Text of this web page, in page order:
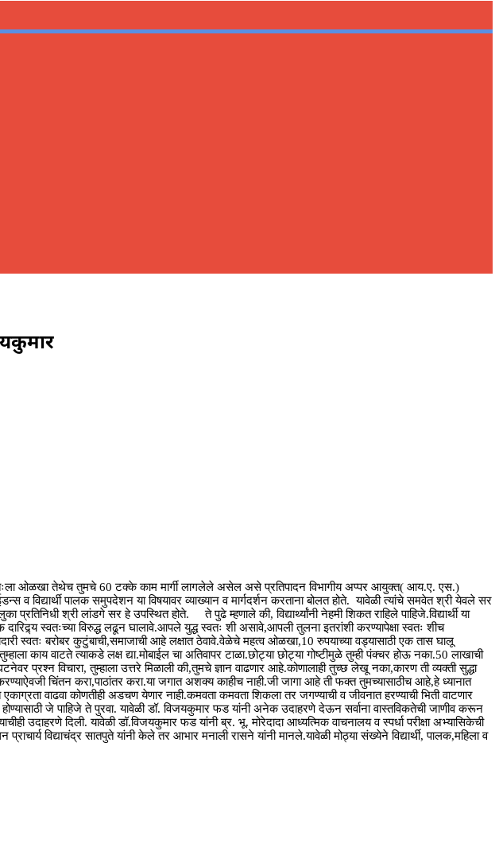
ओळखा तेथेच तुमचे 60 टक्के काम मार्गी लागलेले असेल असे प्रतिपादन विभागीय अप्पर आयुक्त( आय.ए. एस.)
पालक समुपदेशन या विषयावर व्याख्यान व मार्गदर्शन करताना बोलत होते. यावेळी त्यांचे समवेत श्री येवले सर
श्री लांडगे सर हे उपस्थित होते. ते पुढे म्हणाले की, विद्यार्थ्यांनी नेहमी शिकत राहिले पाहिजे.विद्यार्थी या
स्वतःच्या विरुद्ध लढून घालावे.आपले युद्ध स्वतः शी असावे,आपली तुलना इतरांशी करण्यापेक्षा स्वतः शीच
स्वतः बरोबर कुटुंबाची,समाजाची आहे लक्षात ठेवावे.वेळेचे महत्व ओळखा,10 रुपयाच्या वड्यासाठी एक तास घालू
काय वाटते त्याकडे लक्ष द्या.मोबाईल चा अतिवापर टाळा.छोट्या छोट्या गोष्टीमुळे तुम्ही पंक्चर होऊ नका.50 लाखाची
विचारा, तुम्हाला उत्तरे मिळाली की,तुमचे ज्ञान वाढणार आहे.कोणालाही तुच्छ लेखू नका,कारण ती व्यक्ती सुद्धा
करण्याऐवजी चिंतन करा,पाठांतर करा.या जगात अशक्य काहीच नाही.जी जागा आहे ती फक्त तुमच्यासाठीच आहे,हे ध्यानात
वाढवा कोणतीही अडचण येणार नाही.कमवता कमवता शिकला तर जगण्याची व जीवनात हरण्याची भिती वाटणार
होण्यासाठी जे पाहिजे ते पुरवा. यावेळी डॉ. विजयकुमार फड यांनी अनेक उदाहरणे देऊन सर्वाना वास्तविकतेची जाणीव करून
दिली. यावेळी डॉ.विजयकुमार फड यांनी ब्र. भू. मोरेदादा आध्यत्मिक वाचनालय व स्पर्धा परीक्षा अभ्यासिकेची
विद्याचंद्र सातपुते यांनी केले तर आभार मनाली रासने यांनी मानले.यावेळी मोठ्या संख्येने विद्यार्थी, पालक,महिला व